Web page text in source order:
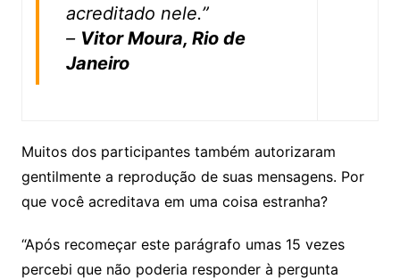
acreditado nele.”
– Vitor Moura, Rio de
Janeiro
Muitos dos participantes também autorizaram
gentilmente a reprodução de suas mensagens. Por
que você acreditava em uma coisa estranha?
“Após recomeçar este parágrafo umas 15 vezes
percebi que não poderia responder à pergunta